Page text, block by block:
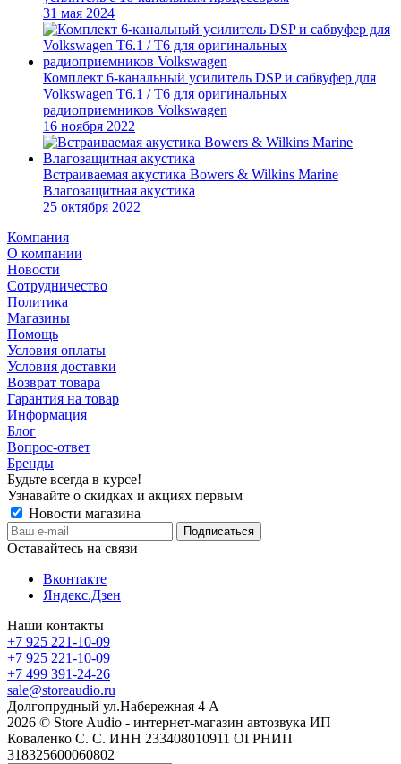
31 мая 2024
Комплект 6-канальный усилитель DSP и сабвуфер для
Volkswagen T6.1 / T6 для оригинальных
радиоприемников Volkswagen
16 ноября 2022
Встраиваемая акустика Bowers & Wilkins Marine
Влагозащитная акустика
25 октября 2022
Компания
О компании
Новости
Сотрудничество
Политика
Магазины
Помощь
Условия оплаты
Условия доставки
Возврат товара
Гарантия на товар
Информация
Блог
Вопрос-ответ
Бренды
Будьте всегда в курсе!
Узнавайте о скидках и акциях первым
Новости магазина
Оставайтесь на связи
Вконтакте
Яндекс.Дзен
Наши контакты
+7 925 221-10-09
+7 925 221-10-09
+7 499 391-24-26
sale@storeaudio.ru
Долгопрудный ул.Набережная 4 А
2026 © Store Audio - интернет-магазин автозвука ИП
Коваленко С. С. ИНН 233408010911 ОГРНИП
318325600060802